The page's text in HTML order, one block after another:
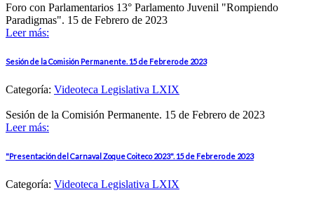
Foro con Parlamentarios 13° Parlamento Juvenil "Rompiendo
Paradigmas". 15 de Febrero de 2023
Leer más:
Sesión de la Comisión Permanente. 15 de Febrero de 2023
Categoría: Videoteca Legislativa LXIX
Sesión de la Comisión Permanente. 15 de Febrero de 2023
Leer más:
"Presentación del Carnaval Zoque Coiteco 2023". 15 de Febrero de 2023
Categoría: Videoteca Legislativa LXIX